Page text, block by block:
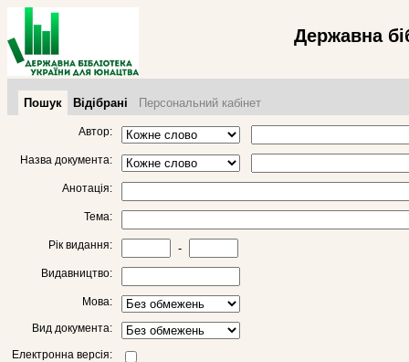
Державна
Пошук Відібрані Персональний кабінет
Автор:
Назва документа:
Анотація:
Тема:
Рік видання: -
Видавництво:
Мова:
Вид документа:
Електронна версія: